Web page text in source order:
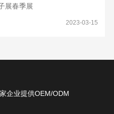
展春季展
2023-03-15
企业提供OEM/ODM